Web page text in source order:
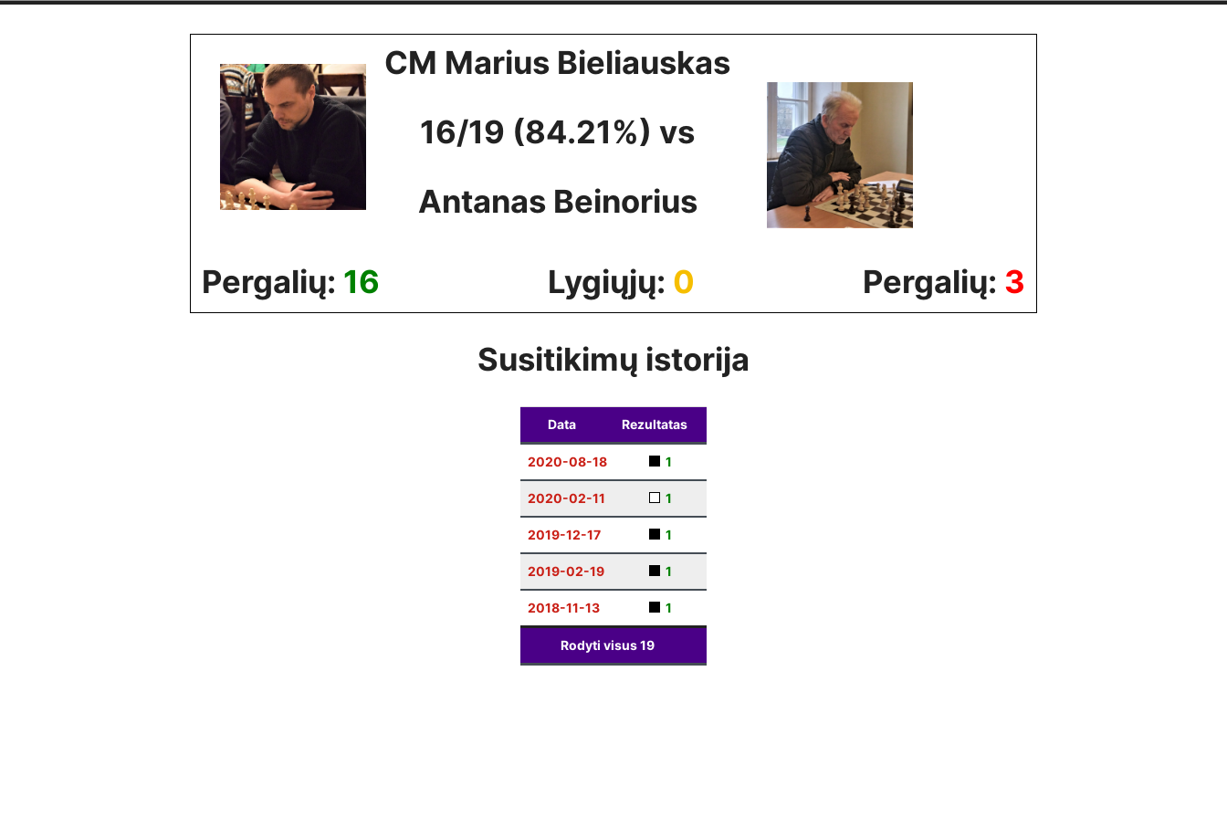
CM Marius Bieliauskas
16/19 (84.21%) vs
Antanas Beinorius
Pergalių: 16 Lygiųjų: 0 Pergalių: 3
Susitikimų istorija
Data Rezultatas
2020-08-18 1
2020-02-11 1
2019-12-17 1
2019-02-19 1
2018-11-13 1
Rodyti visus19